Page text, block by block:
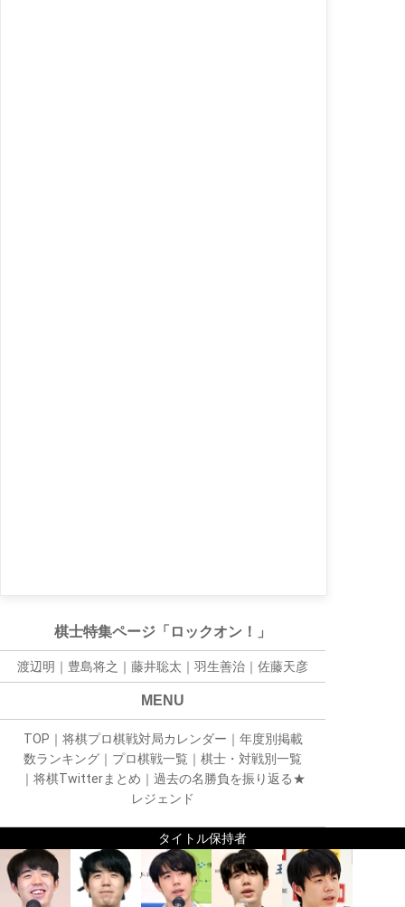
棋士特集ページ「ロックオン！」
渡辺明｜ 豊島将之 ｜ 藤井聡太 ｜ 羽生善治 ｜ 佐藤天彦
MENU
TOP ｜ 将棋プロ棋戦対局カレンダー ｜ 年度別掲載
数ランキング ｜ プロ棋戦一覧 ｜ 棋士・対戦別一覧
｜ 将棋Twitterまとめ ｜ 過去の名勝負を振り返る★
レジェンド
タイトル保持者